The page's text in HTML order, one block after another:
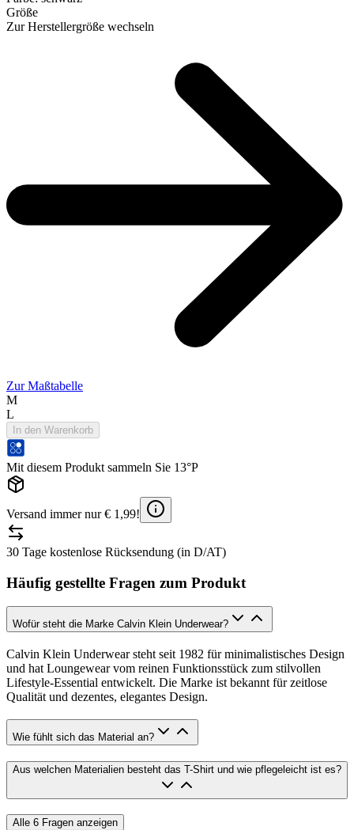
Größe
Zur Herstellergröße wechseln
Zur Maßtabelle
M
L
In den Warenkorb
Mit diesem Produkt sammeln Sie 13°P
Versand immer nur € 1,99!
30 Tage kostenlose Rücksendung (in D/AT)
Häufig gestellte Fragen zum Produkt
Wofür steht die Marke Calvin Klein Underwear?
Calvin Klein Underwear steht seit 1982 für minimalistisches Design
und hat Loungewear vom reinen Funktionsstück zum stilvollen
Lifestyle-Essential entwickelt. Die Marke ist bekannt für zeitlose
Qualität und dezentes, elegantes Design.
Wie fühlt sich das Material an?
Aus welchen Materialien besteht das T-Shirt und wie pflegeleicht ist es?
Alle 6 Fragen anzeigen